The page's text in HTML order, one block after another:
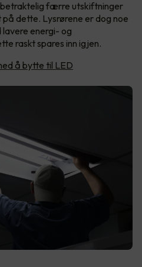
betraktelig færre utskiftninger
dette. Lysrørene er dog noe
lavere energi- og
raskt spares inn igjen.
å bytte til LED